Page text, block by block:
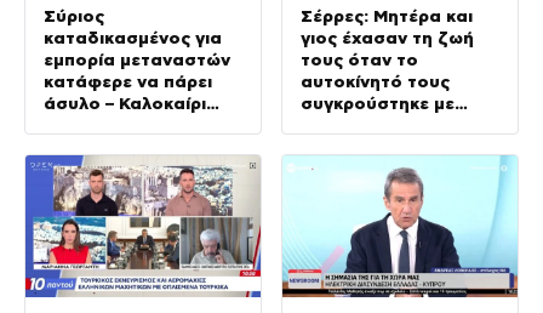
Σύριος
καταδικασμένος για
εμπορία μεταναστών
κατάφερε να πάρει
άσυλο – Καλοκαίρι
Σέρρες: Μητέρα και
γιος έχασαν τη ζωή
τους όταν το
αυτοκίνητό τους
συγκρούστηκε με